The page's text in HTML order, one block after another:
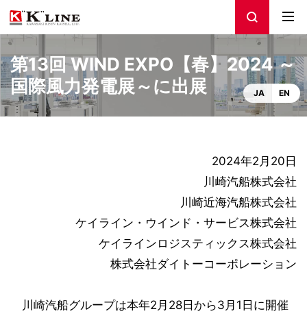
第13回 WIND EXPO【春】2024 ～
国際風力発電展～に出展
JA EN
2024年2月20日
川崎汽船株式会社
川崎近海汽船株式会社
ケイライン・ウインド・サービス株式会社
ケイラインロジスティックス株式会社
株式会社ダイトーコーポレーション
川崎汽船グループは本年2月28日から3月1日に開催